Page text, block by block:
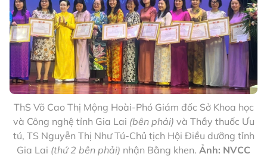
ThS Võ Cao Thị Mộng Hoài-Phó Giám đốc Sở Khoa học
và Công nghệ tỉnh Gia Lai (bên phải) và Thầy thuốc Ưu
tú, TS Nguyễn Thị Như Tú-Chủ tịch Hội Điều dưỡng tỉnh
Gia Lai (thứ 2 bên phải) nhận Bằng khen. Ảnh: NVCC